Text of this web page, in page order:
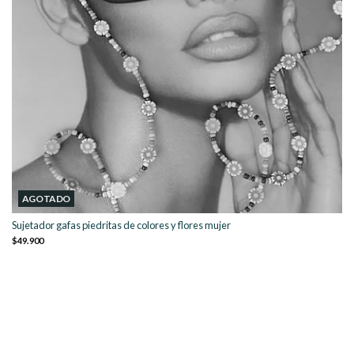
AGOTADO
Sujetador gafas piedritas de colores y flores mujer
$49.900